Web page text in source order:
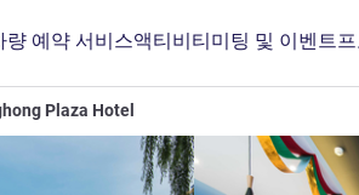
량 예약 서비스액티비티미팅 및 이벤트
Plaza Hotel